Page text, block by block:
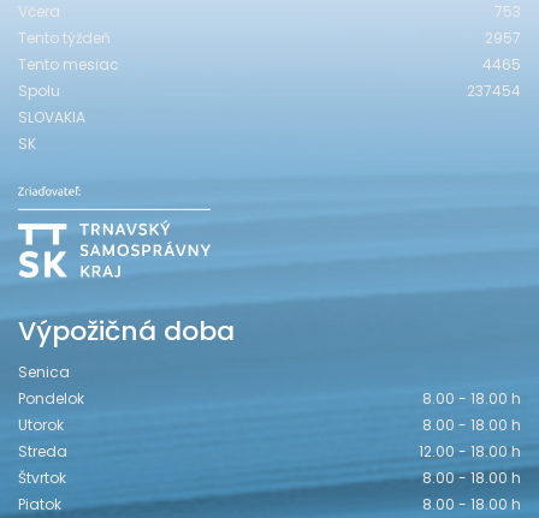
Včera
753
Tento týždeň
2957
Tento mesiac
4465
Spolu
237454
SLOVAKIA
SK
Výpožičná doba
Senica
Pondelok
8.00 - 18.00 h
Utorok
8.00 - 18.00 h
Streda
12.00 - 18.00 h
Štvrtok
8.00 - 18.00 h
Piatok
8.00 - 18.00 h